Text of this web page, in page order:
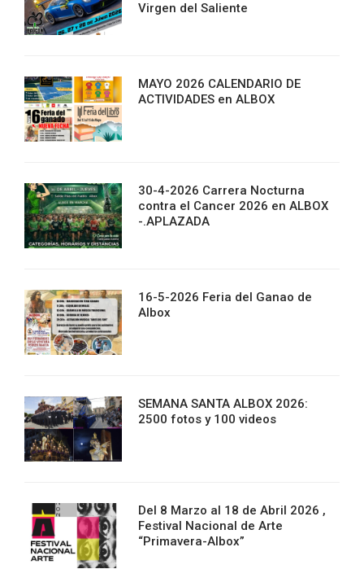
Virgen del Saliente
MAYO 2026 CALENDARIO DE
ACTIVIDADES en ALBOX
30-4-2026 Carrera Nocturna
contra el Cancer 2026 en ALBOX
-.APLAZADA
16-5-2026 Feria del Ganao de
Albox
SEMANA SANTA ALBOX 2026:
2500 fotos y 100 videos
Del 8 Marzo al 18 de Abril 2026 ,
Festival Nacional de Arte
“Primavera-Albox”